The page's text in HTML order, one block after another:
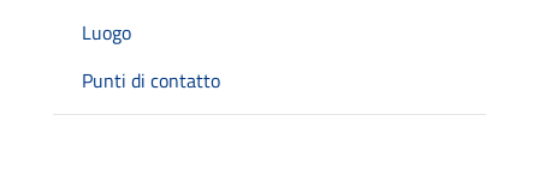
Luogo
Punti di contatto